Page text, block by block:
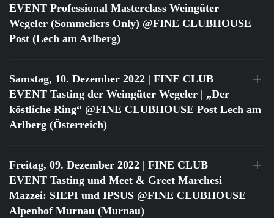
EVENT Professional Masterclass Weingüter
Wegeler (Sommeliers Only) @FINE CLUBHOUSE
Post (Lech am Arlberg)
Samstag, 10. Dezember 2022 | FINE CLUB
EVENT Tasting der Weingüter Wegeler | „Der
köstliche Ring“ @FINE CLUBHOUSE Post Lech am
Arlberg (Österreich)
Freitag, 09. Dezember 2022 | FINE CLUB
EVENT Tasting und Meet & Greet Marchesi
Mazzei: SIEPI und IPSUS @FINE CLUBHOUSE
Alpenhof Murnau (Murnau)